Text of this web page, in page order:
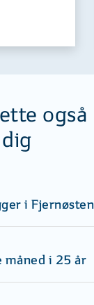
også
i Fjernøsten
måned i 25 år